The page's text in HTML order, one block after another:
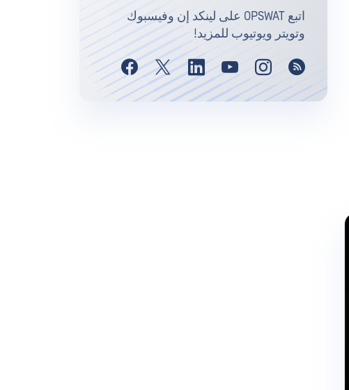
اتبع OPSWAT على لينكد إن وفيسبوك
وتويتر ويوتيوب للمزيد!